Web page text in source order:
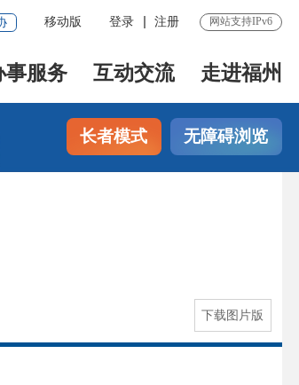
移动版 登录 注册 网站支持IPv6
事服务 互动交流 走进福州
长者模式 无障碍浏览
下载图片版